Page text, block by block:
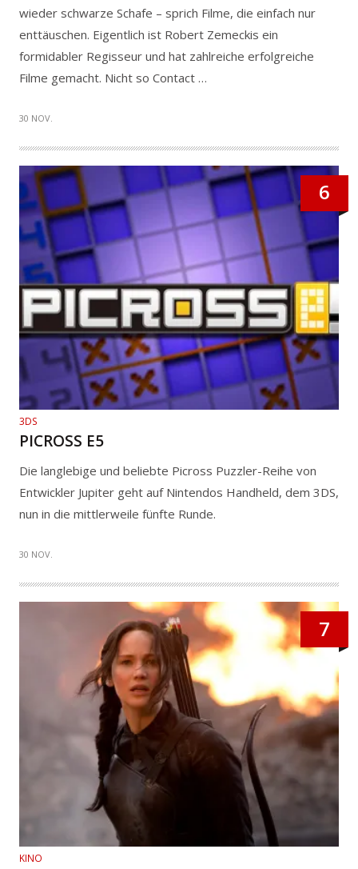
wieder schwarze Schafe – sprich Filme, die einfach nur
enttäuschen. Eigentlich ist Robert Zemeckis ein
formidabler Regisseur und hat zahlreiche erfolgreiche
Filme gemacht. Nicht so Contact …
30 NOV.
6
3DS
PICROSS E5
Die langlebige und beliebte Picross Puzzler-Reihe von
Entwickler Jupiter geht auf Nintendos Handheld, dem 3DS,
nun in die mittlerweile fünfte Runde.
30 NOV.
7
KINO